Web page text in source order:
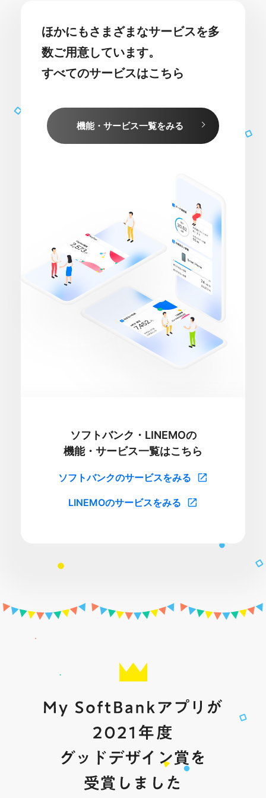
ほかにもさまざまなサービスを多
数ご用意しています。
すべてのサービスはこちら
機能・サービス一覧をみる
ソフトバンク・LINEMOの
機能・サービス一覧はこちら
ソフトバンクのサービスをみる
LINEMOのサービスをみる